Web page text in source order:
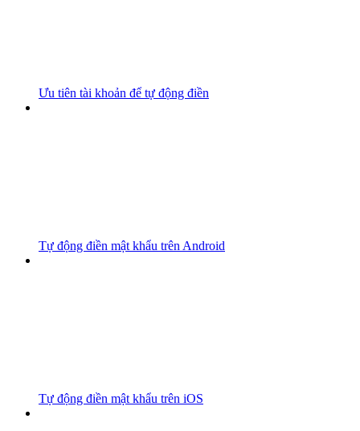
Ưu tiên tài khoản để tự động điền
Tự động điền mật khẩu trên Android
Tự động điền mật khẩu trên iOS